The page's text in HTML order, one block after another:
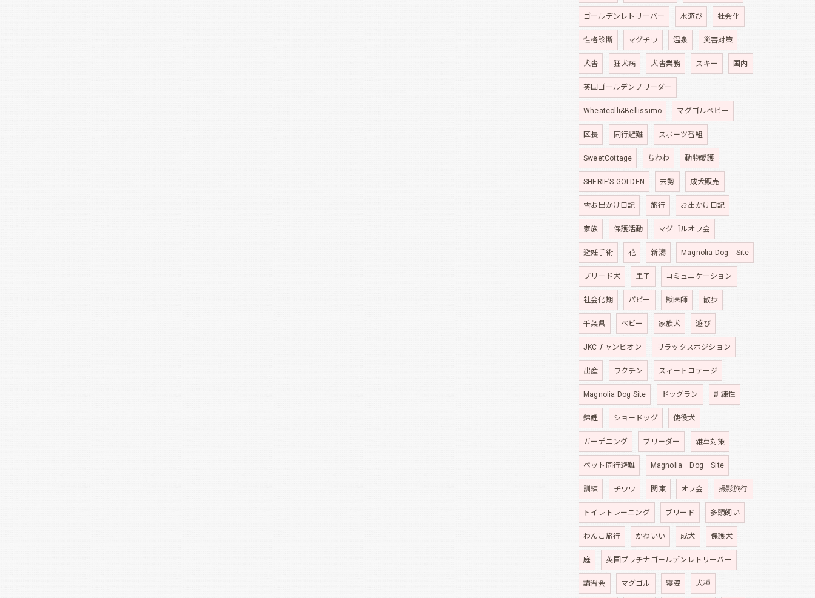
ゴールデンレトリーバー 水遊び 社会化
性格診断 マグチワ 温泉 災害対策
犬舎 狂犬病 犬舎業務 スキー 国内
英国ゴールデンブリーダー
Wheatcolli&Bellissimo マグゴルベビー
区長 同行避難 スポーツ番組
SweetCottage ちわわ 動物愛護
SHERIE’S GOLDEN 去勢 成犬販売
雪お出かけ日記 旅行 お出かけ日記
家族 保護活動 マグゴルオフ会
避妊手術 花 新潟 Magnolia Dog Site
ブリード犬 里子 コミュニケーション
社会化期 パピー 獣医師 散歩
千葉県 ベビー 家族犬 遊び
JKCチャンピオン リラックスポジション
出産 ワクチン スィートコテージ
Magnolia Dog Site ドッグラン 訓練性
錦鯉 ショードッグ 使役犬
ガーデニング ブリーダー 雑草対策
ペット同行避難 Magnolia Dog Site
訓練 チワワ 関東 オフ会 撮影旅行
トイレトレーニング ブリード 多頭飼い
わんこ旅行 かわいい 成犬 保護犬
庭 英国プラチナゴールデンレトリーバー
講習会 マグゴル 寝姿 犬種